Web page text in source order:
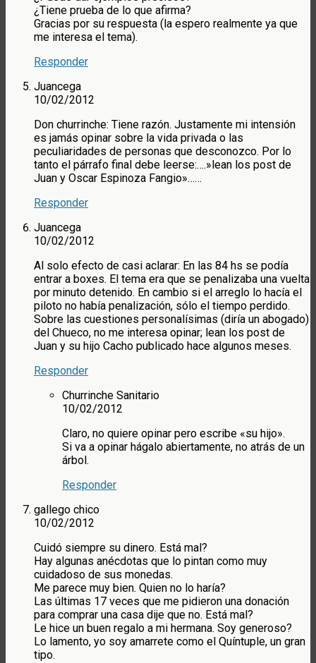
¿Tiene prueba de lo que afirma?
Gracias por su respuesta (la espero realmente ya que
me interesa el tema).
Responder
Juancega
10/02/2012
Don churrinche: Tiene razón. Justamente mi intensión
es jamás opinar sobre la vida privada o las
peculiaridades de personas que desconozco. Por lo
tanto el párrafo final debe leerse:….»lean los post de
Juan y Oscar Espinoza Fangio»……
Responder
Juancega
10/02/2012
Al solo efecto de casi aclarar: En las 84 hs se podía
entrar a boxes. El tema era que se penalizaba una vuelta
por minuto detenido. En cambio si el arreglo lo hacía el
piloto no había penalización, sólo el tiempo perdido.
Sobre las cuestiones personalísimas (diría un abogado)
del Chueco, no me interesa opinar; lean los post de
Juan y su hijo Cacho publicado hace algunos meses.
Responder
Churrinche Sanitario
10/02/2012
Claro, no quiere opinar pero escribe «su hijo».
Si va a opinar hágalo abiertamente, no atrás de un
árbol.
Responder
gallego chico
10/02/2012
Cuidó siempre su dinero. Está mal?
Hay algunas anécdotas que lo pintan como muy
cuidadoso de sus monedas.
Me parece muy bien. Quien no lo haría?
Las últimas 17 veces que me pidieron una donación
para comprar una casa dije que no. Está mal?
Le hice un buen regalo a mi hermana. Soy generoso?
Lo lamento, yo soy amarrete como el Quíntuple, un gran
tipo.